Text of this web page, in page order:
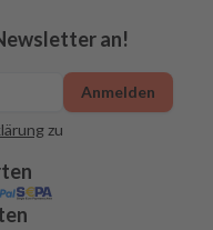
an!
zu
Anmelden